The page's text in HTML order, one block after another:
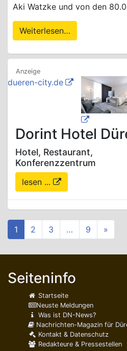
Aki Watzke und von den
Weiterlesen…
dueren-city.de
Dorint Hotel
Hotel, Restaurant,
Konferenzzentrum
lesen ...
1 2 3 … 9 »
Seiteninfo
Startseite
Neuste Meldungen
Was ist DN-News?
Nachrichten-Magazin für
Kontakt & Datenschutz
Redakteure & Pressestellen